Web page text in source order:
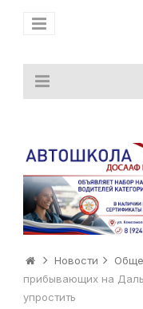
Новости
прибывающих на
упростить